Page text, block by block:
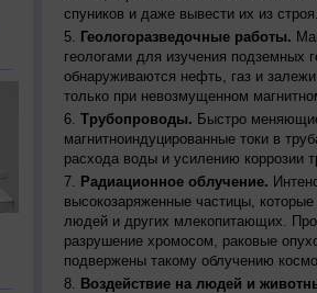
спуников и даже вывести их из
Геологоразведочные работы.
геологами для изучения подземных
обнаруживаются нефть, газ и
только при невозмущенном
Трубопроводы. Быстро
магнитноиндуцированные токи в
расхода воды и усилению коррозии
Радиационное облучение.
высокозаряженные частицы,
людей и других млекопитающих.
разрушение хромосом, раковые
подвержены такому облучению
Воздействие на людей и